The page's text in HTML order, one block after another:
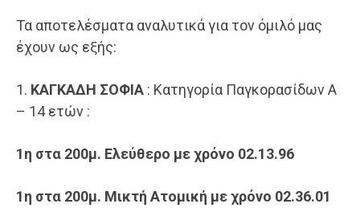
Τα αποτελέσματα αναλυτικά για τον όμιλό μας
έχουν ως εξής:
1. ΚΑΓΚΑΔΗ ΣΟΦΙΑ : Κατηγορία Παγκορασίδων Α
– 14 ετών :
1η στα 200μ. Ελεύθερο με χρόνο 02.13.96
1η στα 200μ. Μικτή Ατομική με χρόνο 02.36.01